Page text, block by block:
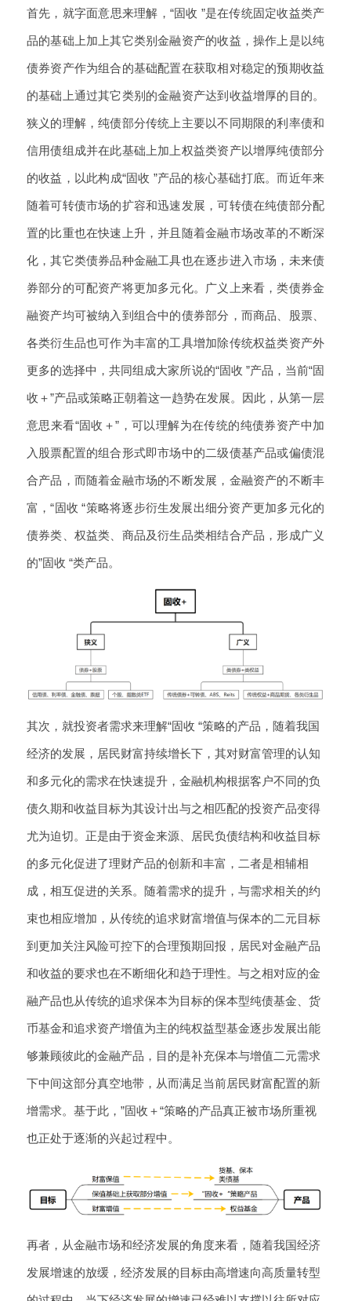
首先，就字面意思来理解，“固收 ”是在传统固定收益类产
品的基础上加上其它类别金融资产的收益，操作上是以纯
债券资产作为组合的基础配置在获取相对稳定的预期收益
的基础上通过其它类别的金融资产达到收益增厚的目的。
狭义的理解，纯债部分传统上主要以不同期限的利率债和
信用债组成并在此基础上加上权益类资产以增厚纯债部分
的收益，以此构成“固收 ”产品的核心基础打底。而近年来
随着可转债市场的扩容和迅速发展，可转债在纯债部分配
置的比重也在快速上升，并且随着金融市场改革的不断深
化，其它类债券品种金融工具也在逐步进入市场，未来债
券部分的可配资产将更加多元化。广义上来看，类债券金
融资产均可被纳入到组合中的债券部分，而商品、股票、
各类衍生品也可作为丰富的工具增加除传统权益类资产外
更多的选择中，共同组成大家所说的“固收 ”产品，当前“固
收＋”产品或策略正朝着这一趋势在发展。因此，从第一层
意思来看“固收＋”，可以理解为在传统的纯债券资产中加
入股票配置的组合形式即市场中的二级债基产品或偏债混
合产品，而随着金融市场的不断发展，金融资产的不断丰
富，“固收 “策略将逐步衍生发展出细分资产更加多元化的
债券类、权益类、商品及衍生品类相结合产品，形成广义
的”固收 “类产品。
其次，就投资者需求来理解“固收 “策略的产品，随着我国
经济的发展，居民财富持续增长下，其对财富管理的认知
和多元化的需求在快速提升，金融机构根据客户不同的负
债久期和收益目标为其设计出与之相匹配的投资产品变得
尤为迫切。正是由于资金来源、居民负债结构和收益目标
的多元化促进了理财产品的创新和丰富，二者是相辅相
成，相互促进的关系。随着需求的提升，与需求相关的约
束也相应增加，从传统的追求财富增值与保本的二元目标
到更加关注风险可控下的合理预期回报，居民对金融产品
和收益的要求也在不断细化和趋于理性。与之相对应的金
融产品也从传统的追求保本为目标的保本型纯债基金、货
币基金和追求资产增值为主的纯权益型基金逐步发展出能
够兼顾彼此的金融产品，目的是补充保本与增值二元需求
下中间这部分真空地带，从而满足当前居民财富配置的新
增需求。基于此，”固收＋“策略的产品真正被市场所重视
也正处于逐渐的兴起过程中。
再者，从金融市场和经济发展的角度来看，随着我国经济
发展增速的放缓，经济发展的目标由高增速向高质量转型